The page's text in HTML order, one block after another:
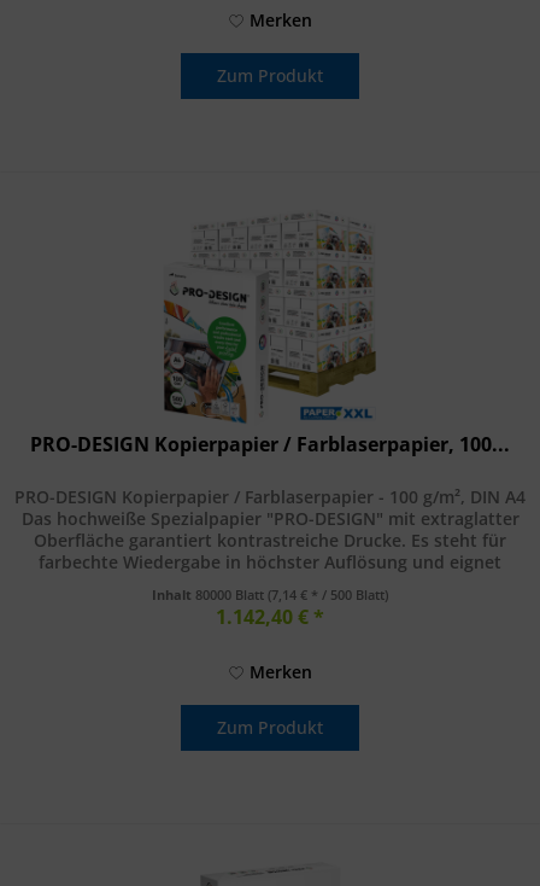
Merken
Zum Produkt
PRO-DESIGN Kopierpapier / Farblaserpapier, 100...
PRO-DESIGN Kopierpapier / Farblaserpapier - 100 g/m², DIN A4
Das hochweiße Spezialpapier "PRO-DESIGN" mit extraglatter
Oberfläche garantiert kontrastreiche Drucke. Es steht für
farbechte Wiedergabe in höchster Auflösung und eignet
Inhalt 80000 Blatt (7,14 € * / 500 Blatt)
1.142,40 € *
Merken
Zum Produkt